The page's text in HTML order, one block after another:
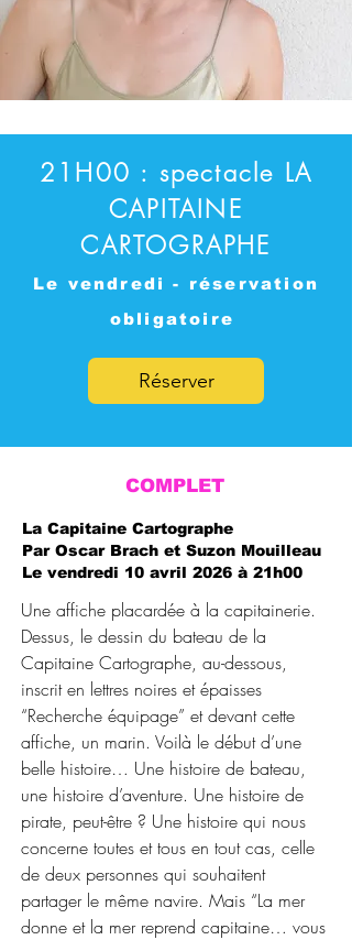
21H00 : spectacle LA
CAPITAINE
CARTOGRAPHE
Le vendredi - réservation
obligatoire
Réserver
COMPLET
La Capitaine Cartographe
Par Oscar Brach et Suzon Mouilleau
Le vendredi 10 avril 2026 à 21h00
Une affiche placardée à la capitainerie.
Dessus, le dessin du bateau de la
Capitaine Cartographe, au-dessous,
inscrit en lettres noires et épaisses
“Recherche équipage” et devant cette
affiche, un marin. Voilà le début d’une
belle histoire… Une histoire de bateau,
une histoire d’aventure. Une histoire de
pirate, peut-être ? Une histoire qui nous
concerne toutes et tous en tout cas, celle
de deux personnes qui souhaitent
partager le même navire. Mais “La mer
donne et la mer reprend capitaine… vous